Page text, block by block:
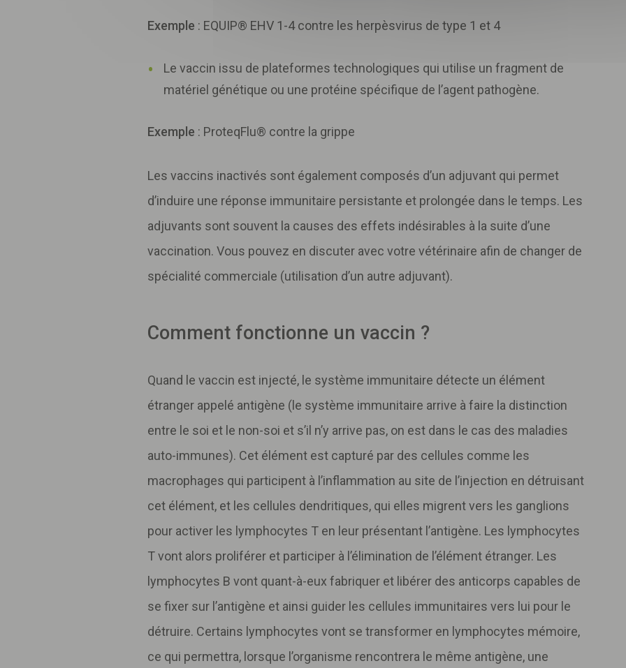
Exemple : EQUIP® EHV 1-4 contre les herpèsvirus de type 1 et 4
Le vaccin issu de plateformes technologiques qui utilise un fragment de
matériel génétique ou une protéine spécifique de l’agent pathogène.
Exemple : ProteqFlu® contre la grippe
Les vaccins inactivés sont également composés d’un adjuvant qui permet
d’induire une réponse immunitaire persistante et prolongée dans le temps. Les
adjuvants sont souvent la causes des effets indésirables à la suite d’une
vaccination. Vous pouvez en discuter avec votre vétérinaire afin de changer de
spécialité commerciale (utilisation d’un autre adjuvant).
Comment fonctionne un vaccin ?
Quand le vaccin est injecté, le système immunitaire détecte un élément
étranger appelé antigène (le système immunitaire arrive à faire la distinction
entre le soi et le non-soi et s’il n’y arrive pas, on est dans le cas des maladies
auto-immunes). Cet élément est capturé par des cellules comme les
macrophages qui participent à l’inflammation au site de l’injection en détruisant
cet élément, et les cellules dendritiques, qui elles migrent vers les ganglions
pour activer les lymphocytes T en leur présentant l’antigène. Les lymphocytes
T vont alors proliférer et participer à l’élimination de l’élément étranger. Les
lymphocytes B vont quant-à-eux fabriquer et libérer des anticorps capables de
se fixer sur l’antigène et ainsi guider les cellules immunitaires vers lui pour le
détruire. Certains lymphocytes vont se transformer en lymphocytes mémoire,
ce qui permettra, lorsque l’organisme rencontrera le même antigène, une